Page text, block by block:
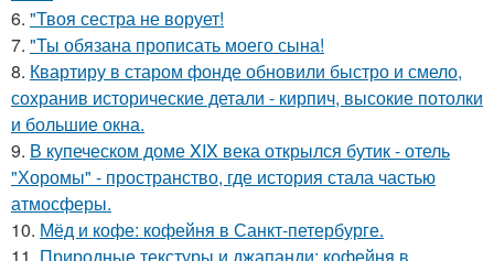
6. "Твоя сестра не ворует!
7. "Ты обязана прописать моего сына!
8. Квартиру в старом фонде обновили быстро и смело,
сохранив исторические детали - кирпич, высокие потолки
и большие окна.
9. В купеческом доме XIX века открылся бутик - отель
"Хоромы" - пространство, где история стала частью
атмосферы.
10. Мёд и кофе: кофейня в Санкт-петербурге.